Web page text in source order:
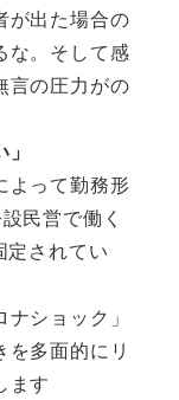
が出た場合の
な。そして感
言の圧力がの
よって勤務形
民営で働く
定されてい
ショック」
多面的にリ
ます